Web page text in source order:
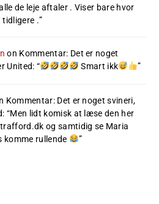
de leje aftaler . Viser bare hvor
tidligere .”
on Kommentar: Det er noget
United: “ Smart ikk ”
Kommentar: Det er noget svineri,
: “Men lidt komisk at læse den her
og samtidig se Maria
komme rullende
”